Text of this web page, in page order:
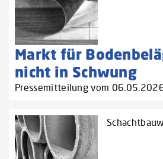
Markt für
nicht in Schwung
Pressemitteilung vom